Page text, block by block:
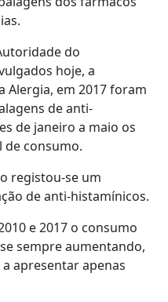
do
hoje, a
Alergia, em 2017 foram
de anti-
de janeiro a maio os
de consumo.
registou-se um
de anti-histamínicos.
e 2017 o consumo
sempre aumentando,
apresentar apenas